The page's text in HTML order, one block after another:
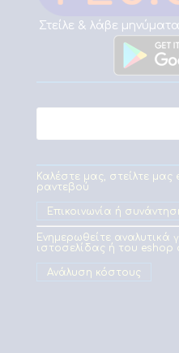
Στείλε & λάβε
Καλέστε μας, στείλτε μας
ραντεβού
Επικοινωνία ή
Ενημερωθείτε αναλυτικά
ιστοσελίδας ή του eshop
Ανάλυση κόστους